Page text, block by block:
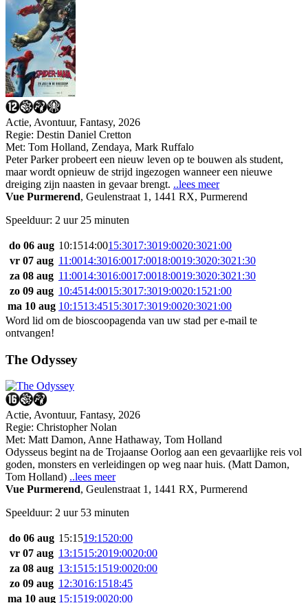
Actie, Avontuur, Fantasy, 2026
Regie: Destin Daniel Cretton
Met: Tom Holland, Zendaya, Mark Ruffalo
Peter Parker probeert een nieuw leven op te bouwen als student,
maar wordt opnieuw de strijd ingezogen wanneer een nieuwe
dreiging zijn naasten in gevaar brengt. ..lees meer
Vue Purmerend, Geulenstraat 1, 1441 RX, Purmerend
Speelduur: 2 uur 25 minuten
do 06 aug 10:1514:0015:3017:3019:0020:3021:00
vr 07 aug 11:0014:3016:0017:0018:0019:3020:3021:30
za 08 aug 11:0014:3016:0017:0018:0019:3020:3021:30
zo 09 aug 10:4514:0015:3017:3019:0020:1521:00
ma 10 aug 10:1513:4515:3017:3019:0020:3021:00
Word lid om de bioscoopagenda van uw stad per e-mail te
ontvangen!
The Odyssey
Actie, Avontuur, Fantasy, 2026
Regie: Christopher Nolan
Met: Matt Damon, Anne Hathaway, Tom Holland
Odysseus begint na de Trojaanse Oorlog aan een gevaarlijke reis vol
goden, monsters en verleidingen op weg naar huis. (Matt Damon,
Tom Holland) ..lees meer
Vue Purmerend, Geulenstraat 1, 1441 RX, Purmerend
Speelduur: 2 uur 53 minuten
do 06 aug 15:1519:1520:00
vr 07 aug 13:1515:2019:0020:00
za 08 aug 13:1515:1519:0020:00
zo 09 aug 12:3016:1518:45
ma 10 aug 15:1519:0020:00